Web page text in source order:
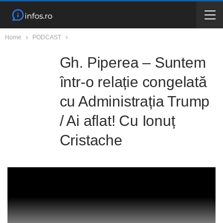
Home PODCAST
Gh. Piperea – Suntem
într-o relație congelată
cu Administrația Trump
/ Ai aflat! Cu Ionuț
Cristache